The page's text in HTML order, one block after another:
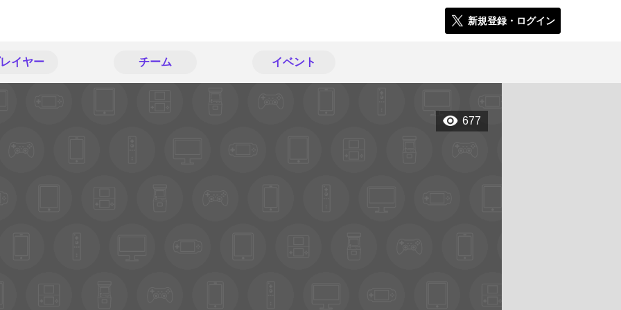
新規登録・ログイン
イヤー チーム イベント
677